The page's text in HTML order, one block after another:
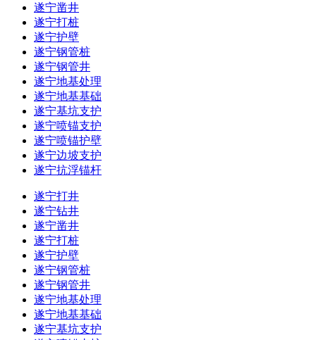
遂宁凿井
遂宁打桩
遂宁护壁
遂宁钢管桩
遂宁钢管井
遂宁地基处理
遂宁地基基础
遂宁基坑支护
遂宁喷锚支护
遂宁喷锚护壁
遂宁边坡支护
遂宁抗浮锚杆
遂宁打井
遂宁钻井
遂宁凿井
遂宁打桩
遂宁护壁
遂宁钢管桩
遂宁钢管井
遂宁地基处理
遂宁地基基础
遂宁基坑支护